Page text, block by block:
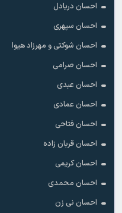
احسان دریادل
احسان سپهری
احسان شوکتی و مهرزاد هیوا
احسان صرامی
احسان عبدی
احسان عمادی
احسان فتاحی
احسان قربان زاده
احسان کریمی
احسان محمدی
احسان نی زن